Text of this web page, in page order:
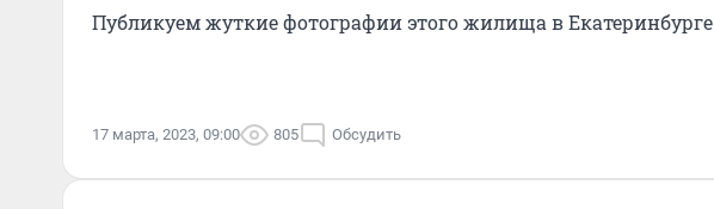
Публикуем жуткие фотографии этого жилища в Екатеринбурге
17 марта, 2023, 09:00 805 Обсудить